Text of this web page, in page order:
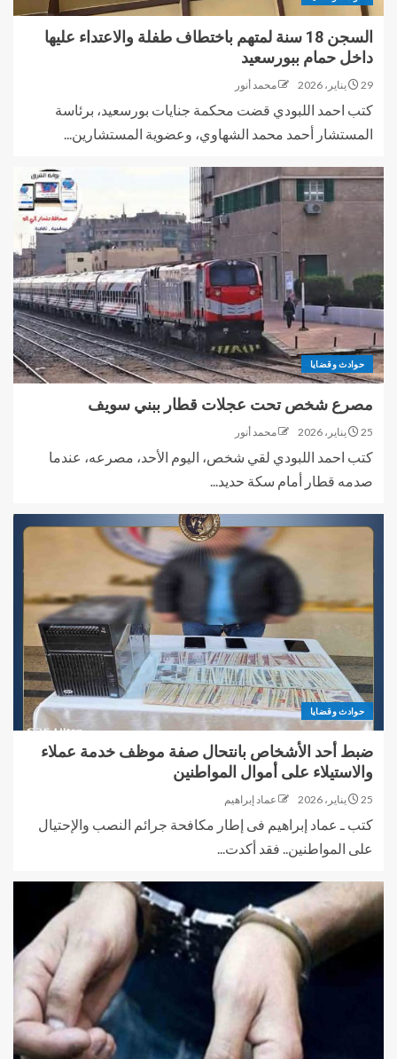
السجن 18 سنة لمتهم باختطاف طفلة والاعتداء عليها
داخل حمام ببورسعيد
29 يناير، 2026 محمد أنور
كتب احمد اللبودي قضت محكمة جنايات بورسعيد، برئاسة
المستشار أحمد محمد الشهاوي، وعضوية المستشارين...
حوادث وقضايا
مصرع شخص تحت عجلات قطار ببني سويف
25 يناير، 2026 محمد أنور
كتب احمد اللبودي لقي شخص، اليوم الأحد، مصرعه، عندما
صدمه قطار أمام سكة حديد...
حوادث وقضايا
ضبط أحد الأشخاص بانتحال صفة موظف خدمة عملاء
والاستيلاء على أموال المواطنين
25 يناير، 2026 عماد إبراهيم
كتب ـ عماد إبراهيم فى إطار مكافحة جرائم النصب والإحتيال
على المواطنين.. فقد أكدت...